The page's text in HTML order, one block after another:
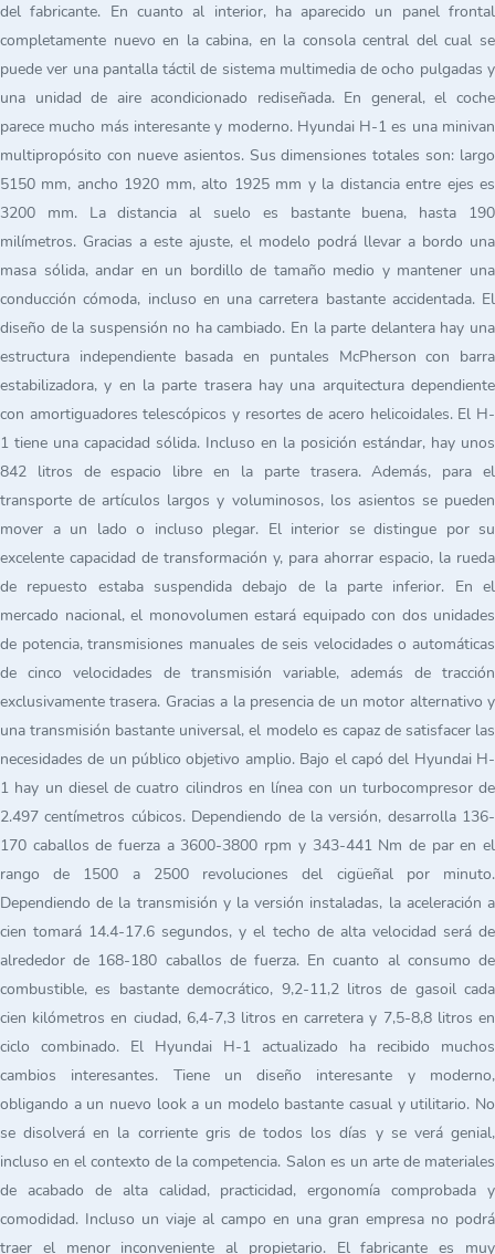
del fabricante. En cuanto al interior, ha aparecido un panel frontal
completamente nuevo en la cabina, en la consola central del cual se
puede ver una pantalla táctil de sistema multimedia de ocho pulgadas y
una unidad de aire acondicionado rediseñada. En general, el coche
parece mucho más interesante y moderno. Hyundai H-1 es una minivan
multipropósito con nueve asientos. Sus dimensiones totales son: largo
5150 mm, ancho 1920 mm, alto 1925 mm y la distancia entre ejes es
3200 mm. La distancia al suelo es bastante buena, hasta 190
milímetros. Gracias a este ajuste, el modelo podrá llevar a bordo una
masa sólida, andar en un bordillo de tamaño medio y mantener una
conducción cómoda, incluso en una carretera bastante accidentada. El
diseño de la suspensión no ha cambiado. En la parte delantera hay una
estructura independiente basada en puntales McPherson con barra
estabilizadora, y en la parte trasera hay una arquitectura dependiente
con amortiguadores telescópicos y resortes de acero helicoidales. El H-
1 tiene una capacidad sólida. Incluso en la posición estándar, hay unos
842 litros de espacio libre en la parte trasera. Además, para el
transporte de artículos largos y voluminosos, los asientos se pueden
mover a un lado o incluso plegar. El interior se distingue por su
excelente capacidad de transformación y, para ahorrar espacio, la rueda
de repuesto estaba suspendida debajo de la parte inferior. En el
mercado nacional, el monovolumen estará equipado con dos unidades
de potencia, transmisiones manuales de seis velocidades o automáticas
de cinco velocidades de transmisión variable, además de tracción
exclusivamente trasera. Gracias a la presencia de un motor alternativo y
una transmisión bastante universal, el modelo es capaz de satisfacer las
necesidades de un público objetivo amplio. Bajo el capó del Hyundai H-
1 hay un diesel de cuatro cilindros en línea con un turbocompresor de
2.497 centímetros cúbicos. Dependiendo de la versión, desarrolla 136-
170 caballos de fuerza a 3600-3800 rpm y 343-441 Nm de par en el
rango de 1500 a 2500 revoluciones del cigüeñal por minuto.
Dependiendo de la transmisión y la versión instaladas, la aceleración a
cien tomará 14.4-17.6 segundos, y el techo de alta velocidad será de
alrededor de 168-180 caballos de fuerza. En cuanto al consumo de
combustible, es bastante democrático, 9,2-11,2 litros de gasoil cada
cien kilómetros en ciudad, 6,4-7,3 litros en carretera y 7,5-8,8 litros en
ciclo combinado. El Hyundai H-1 actualizado ha recibido muchos
cambios interesantes. Tiene un diseño interesante y moderno,
obligando a un nuevo look a un modelo bastante casual y utilitario. No
se disolverá en la corriente gris de todos los días y se verá genial,
incluso en el contexto de la competencia. Salon es un arte de materiales
de acabado de alta calidad, practicidad, ergonomía comprobada y
comodidad. Incluso un viaje al campo en una gran empresa no podrá
traer el menor inconveniente al propietario. El fabricante es muy